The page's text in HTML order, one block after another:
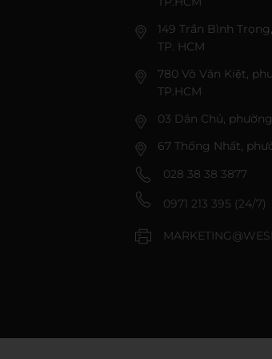
149 Trần Bình
TP. HCM
780 Võ Văn Kiệt,
TP.HCM
03 Dân Chủ,
67 Thống Nhất,
028 38 38 3877
0971 213 395 (24/7)